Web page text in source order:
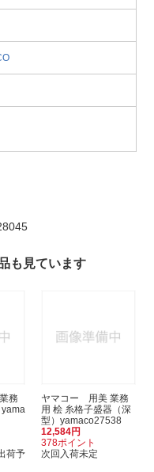
も見ています
務
yama
荷予
ヤマコー 用美 業務
用 桧 糸格子盛器（深
型）yamaco27538
12,584円
378ポイント
次回入荷未定